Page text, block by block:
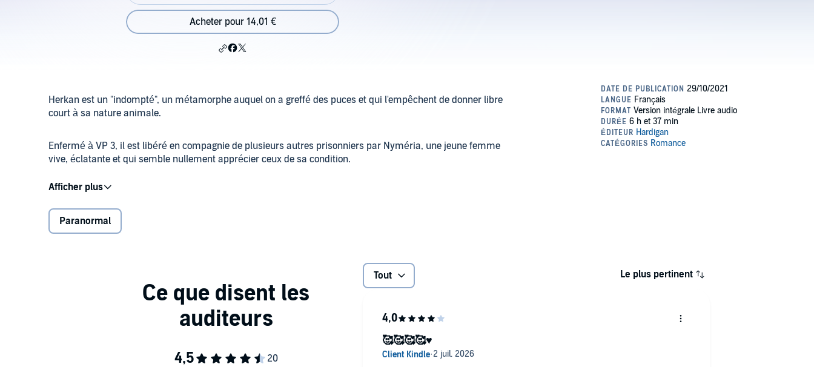
Acheter pour 14,01 €
Herkan est un "indompté", un métamorphe auquel on a greffé des puces et qui l'empêchent de donner libre
court à sa nature animale.
Enfermé à VP 3, il est libéré en compagnie de plusieurs autres prisonniers par Nyméria, une jeune femme
vive, éclatante et qui semble nullement apprécier ceux de sa condition.
Herkan et les siens vont faire la connaissance avec les Métas Ghost ; mais pour devenir un "fantôme", le jeune
homme va devoir surmonter bien des obstacles.
©2020 Sharon Kena Éditions (P)2021 Hardigan
Paranormal
Tout Le plus pertinent
🥰🥰🥰🥰♥️